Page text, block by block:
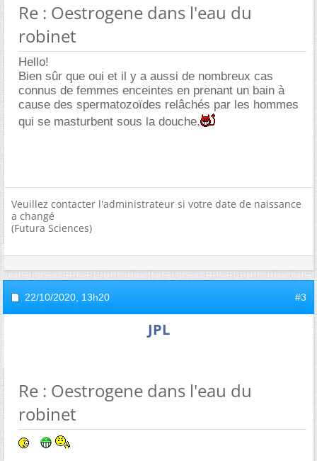
Re : Oestrogene dans l'eau du
robinet
Hello!
Bien sûr que oui et il y a aussi de nombreux cas
connus de femmes enceintes en prenant un bain à
cause des spermatozoïdes relâchés par les hommes
qui se masturbent sous la douche.
Veuillez contacter l'administrateur si votre date de naissance
a changé
(Futura Sciences)
22/10/2020, 13h20 #3
JPL
Re : Oestrogene dans l'eau du
robinet